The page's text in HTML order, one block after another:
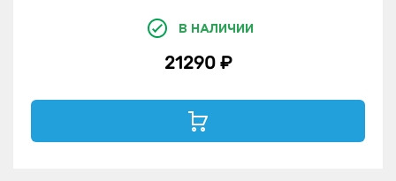
В НАЛИЧИИ
21290 ₽